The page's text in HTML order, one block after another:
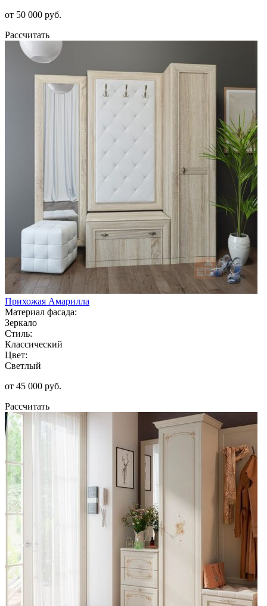
от 50 000 руб.
Рассчитать
Прихожая Амарилла
Материал фасада:
Зеркало
Стиль:
Классический
Цвет:
Светлый
от 45 000 руб.
Рассчитать